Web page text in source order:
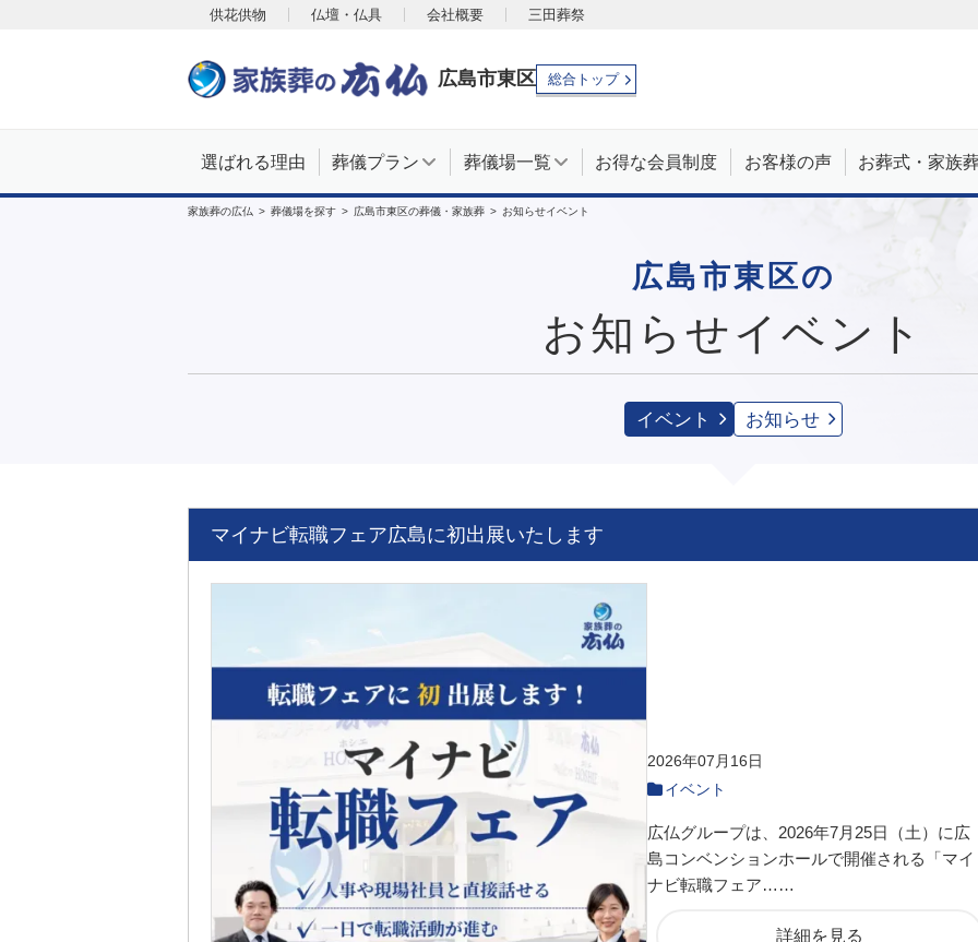
供花供物 仏壇・仏具 会社概要 三田葬祭
広島市東区 総合トップ
選ばれる理由 葬儀プラン 葬儀場一覧 お得な会員制度 お客様の声 お葬式・家族
家族葬の広仏 葬儀場を探す 広島市東区の葬儀・家族葬 お知らせイベント
広島市東区の
お知らせイベント
イベント お知らせ
マイナビ転職フェア広島に初出展いたします
2026年07月16日
イベント
広仏グループは、2026年7月25日（土）に広
島コンベンションホールで開催される「マイ
ナビ転職フェア……
詳細を見る